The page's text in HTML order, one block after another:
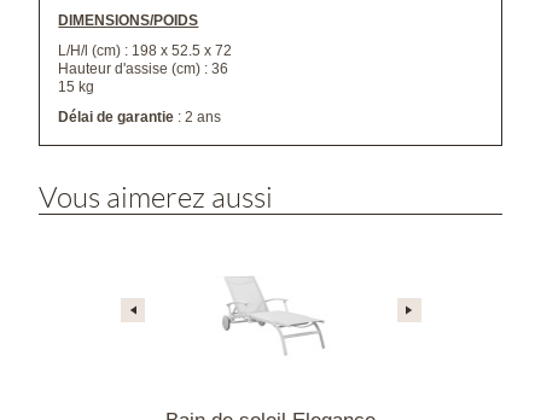
DIMENSIONS/POIDS
L/H/l (cm) : 198 x 52.5 x 72
Hauteur d'assise (cm) : 36
15 kg
Délai de garantie : 2 ans
Vous aimerez aussi